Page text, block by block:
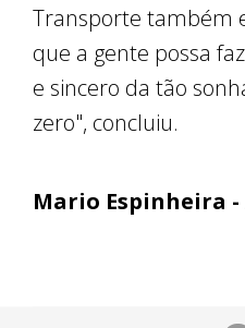
Transporte também
que a gente possa
e sincero da tão
zero", concluiu.
Mario Espinheira -